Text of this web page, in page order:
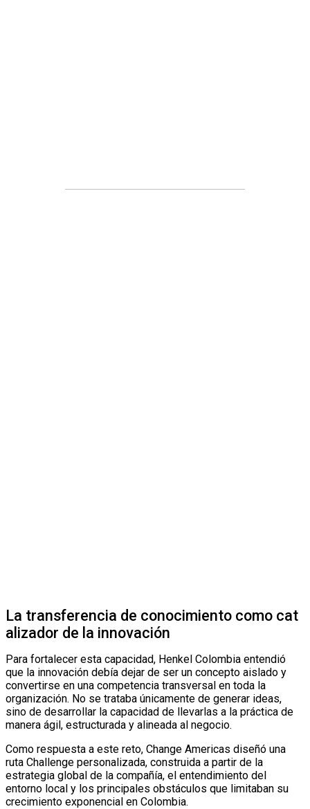
La transferencia de conocimiento como cat
alizador de la innovación
Para fortalecer esta capacidad, Henkel Colombia entendió
que la innovación debía dejar de ser un concepto aislado y
convertirse en una competencia transversal en toda la
organización. No se trataba únicamente de generar ideas,
sino de desarrollar la capacidad de llevarlas a la práctica de
manera ágil, estructurada y alineada al negocio.
Como respuesta a este reto, Change Americas diseñó una
ruta Challenge personalizada, construida a partir de la
estrategia global de la compañía, el entendimiento del
entorno local y los principales obstáculos que limitaban su
crecimiento exponencial en Colombia.